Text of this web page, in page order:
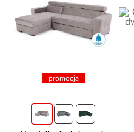
promocja